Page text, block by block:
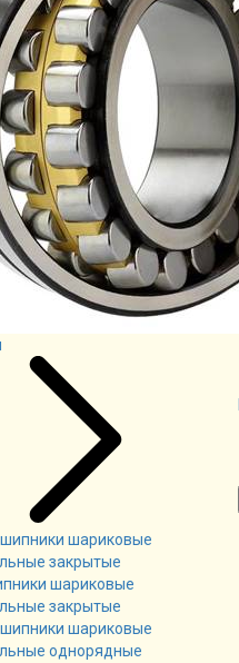
шариковые
закрытые